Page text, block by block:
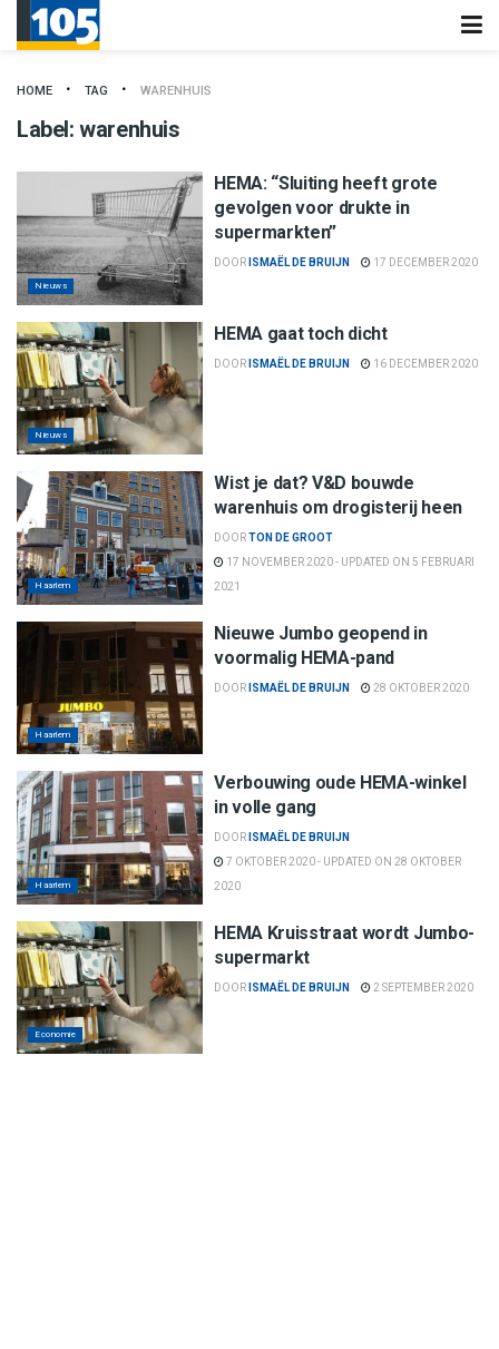
HOME TAG WARENHUIS
Label:warenhuis
Nieuws
HEMA: “Sluiting heeft grote
gevolgen voor drukte in
supermarkten”
DOOR ISMAËL DE BRUIJN 17 DECEMBER 2020
Nieuws
HEMA gaat toch dicht
DOOR ISMAËL DE BRUIJN 16 DECEMBER 2020
Haarlem
Wist je dat? V&D bouwde
warenhuis om drogisterij heen
DOORTON DE GROOT
17 NOVEMBER 2020 - UPDATED ON 5 FEBRUARI
2021
Haarlem
Nieuwe Jumbo geopend in
voormalig HEMA-pand
DOOR ISMAËL DE BRUIJN 28 OKTOBER 2020
Haarlem
Verbouwing oude HEMA-winkel
in volle gang
DOOR ISMAËL DE BRUIJN
7 OKTOBER 2020 - UPDATED ON 28 OKTOBER
2020
Economie
HEMA Kruisstraat wordt Jumbo-
supermarkt
DOOR ISMAËL DE BRUIJN 2 SEPTEMBER 2020